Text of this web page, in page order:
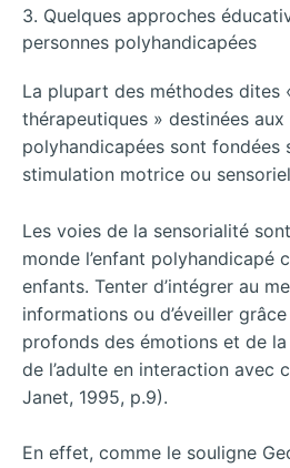
3. Quelques approches
personnes polyhandicapées
La plupart des méthodes dites
thérapeutiques » destinées aux
polyhandicapées sont fondées
stimulation motrice ou
Les voies de la sensorialité
monde l’enfant polyhandicapé
enfants. Tenter d’intégrer au
informations ou d’éveiller
profonds des émotions et de la
de l’adulte en interaction avec
Janet, 1995, p.9).
En effet, comme le souligne